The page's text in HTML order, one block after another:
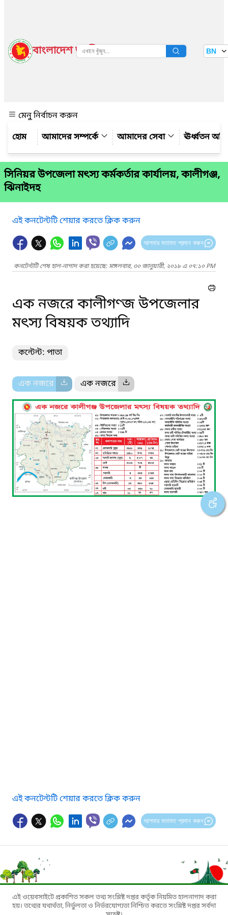
বাংলাদেশ জাতীয় তথ্য বাতায়ন BN
মেনু নির্বাচন করুন
আমাদের সম্পর্কে
আমাদের সেবা ঊর্ধ্বতন
সিনিয়র উপজেলা মৎস্য কর্মকর্তার কার্যালয়, কালীগঞ্জ,
ঝিনাইদহ
এই কনটেন্টটি শেয়ার করতে ক্লিক করুন
আপনার মতামত প্রদান করুন
কনটেন্টটি শেষ হাল-নাগাদ করা হয়েছে: মঙ্গলবার, ৩০ জানুয়ারী, ২০১৮ এ ০৭:১০ PM
এক নজরে কালীগণ্জ উপজেলার
মৎস্য বিষয়ক তথ্যাদি
কন্টেন্ট: পাতা
এক নজরে এক নজরে
এই কনটেন্টটি শেয়ার করতে ক্লিক করুন
আপনার মতামত প্রদান করুন
এই ওয়েবসাইটে প্রকাশিত সকল তথ্য সংশ্লিষ্ট দপ্তর কর্তৃক নিয়মিত হালনাগাদ করা
হয়। তথ্যের যথার্থতা, নির্ভুলতা ও নির্ভরযোগ্যতা নিশ্চিত করতে সংশ্লিষ্ট দপ্তর সর্বদা